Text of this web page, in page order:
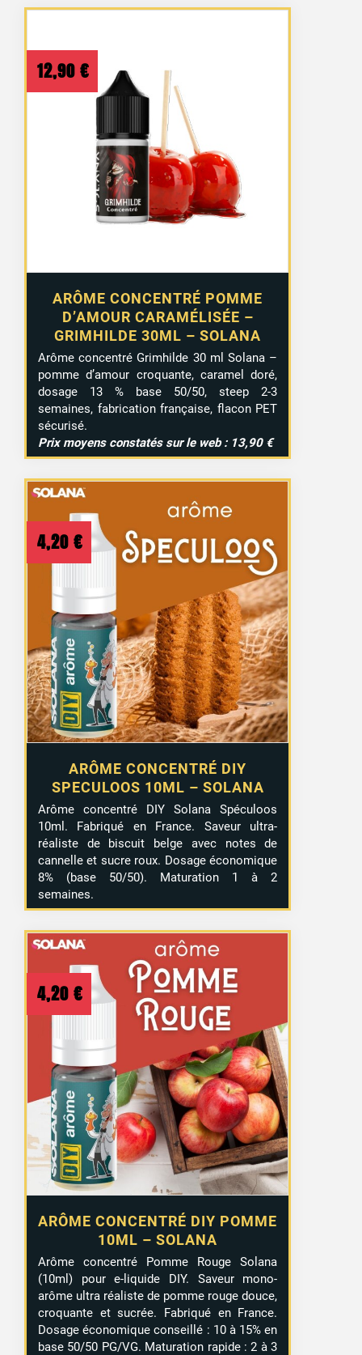
ARÔME CONCENTRÉ POMME
D’AMOUR CARAMÉLISÉE –
GRIMHILDE 30ML – SOLANA
12,90 €
Arôme concentré Grimhilde 30 ml Solana –
pomme d’amour croquante, caramel doré,
dosage 13 % base 50/50, steep 2-3
semaines, fabrication française, flacon PET
sécurisé.
Prix moyens constatés sur le web : 13,90 €
ARÔME CONCENTRÉ DIY
SPECULOOS 10ML – SOLANA
4,20 €
Arôme concentré DIY Solana Spéculoos
10ml. Fabriqué en France. Saveur ultra-
réaliste de biscuit belge avec notes de
cannelle et sucre roux. Dosage économique
8% (base 50/50). Maturation 1 à 2
semaines.
ARÔME CONCENTRÉ DIY POMME
10ML – SOLANA
4,20 €
Arôme concentré Pomme Rouge Solana
(10ml) pour e-liquide DIY. Saveur mono-
arôme ultra réaliste de pomme rouge douce,
croquante et sucrée. Fabriqué en France.
Dosage économique conseillé : 10 à 15% en
base 50/50 PG/VG. Maturation rapide : 2 à 3